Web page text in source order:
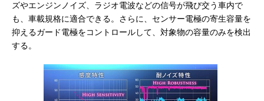
ズやエンジンノイズ、ラジオ電波などの信号が飛び交う車内で
も、車載規格に適合できる。さらに、センサー電極の寄生容量を
抑えるガード電極をコントロールして、対象物の容量のみを検出
する。